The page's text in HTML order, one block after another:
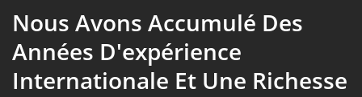
Nous Avons Accumulé Des
Années D'expérience
Internationale Et Une Richesse